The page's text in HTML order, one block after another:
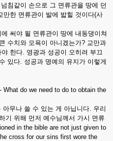
침같이 손으로 그 면류관을 땅에 던
만한 면류관이 발에 밟힐 것이다(사
써야 될 면류관이 땅에 내동댕이쳐
수치와 모욕이 아니겠는가? 교만과
한다. 영광과 성공이 오히려 부끄
있다. 성공과 명예의 유지가 이렇게
do we need to do to obtain the
무나 쓸 수 있는 게 아닙니다. 우리
기 위해 먼저 예수님께서 가시 면류
in the bible are not just given to
cross for our sins first wore the